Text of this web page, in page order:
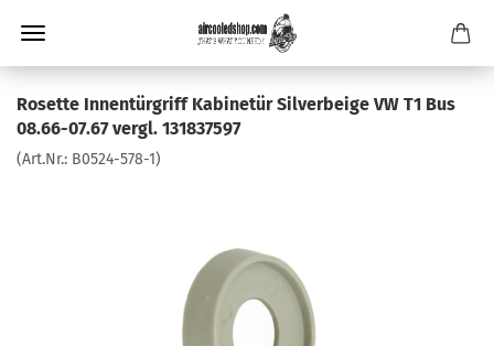
Rosette Innentürgriff Kabinetür Silverbeige VW T1 Bus
08.66-07.67 vergl. 131837597
(Art.Nr.: B0524-578-1)